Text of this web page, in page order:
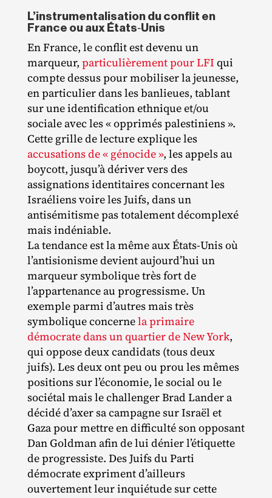
L’instrumentalisation du conflit en
France ou aux États‐Unis
En France, le conflit est devenu un
marqueur, particulièrement pour LFI qui
compte dessus pour mobiliser la jeunesse,
en particulier dans les banlieues, tablant
sur une identification ethnique et/​ou
sociale avec les « opprimés palestiniens ».
Cette grille de lecture explique les
accusations de « génocide », les appels au
boycott, jusqu’à dériver vers des
assignations identitaires concernant les
Israéliens voire les Juifs, dans un
antisémitisme pas totalement décomplexé
mais indéniable.
La tendance est la même aux États‐​Unis où
l’antisionisme devient aujourd’hui un
marqueur symbolique très fort de
l’appartenance au progressisme. Un
exemple parmi d’autres mais très
symbolique concernela primaire
démocrate dans un quartier de New York,
qui oppose deux candidats (tous deux
juifs). Les deux ont peu ou prou les mêmes
positions sur l’économie, le social ou le
sociétal mais le challenger Brad Lander a
décidé d’axer sa campagne sur Israël et
Gaza pour mettre en difficulté son opposant
Dan Goldman afin de lui dénier l’étiquette
de progressiste. Des Juifs du Parti
démocrate expriment d’ailleurs
ouvertement leur inquiétude sur cette